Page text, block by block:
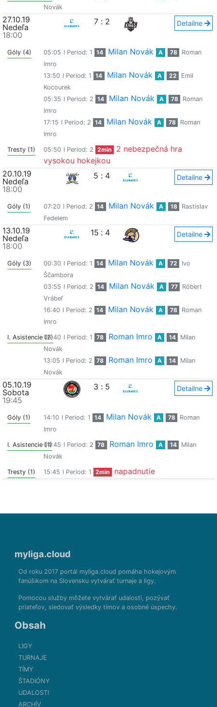
Novák
27.10.19
Nedeľa
18:00
7 : 2 Detailne
Góly (4) 05:05 I Period: 1 14 Milan Novák A 78
Roman
Imro
13:50 I Period: 1 14 Milan Novák A 22
Emil
Kocourek
05:35 I Period: 2 14 Milan Novák A 78
Roman
Imro
17:15 I Period: 2 14 Milan Novák A 78
Roman
Imro
Tresty (1) 05:50 I Period: 2 2min
2 nebezpečná hra
vysokou hokejkou
20.10.19
Nedeľa
18:00
5 : 4 Detailne
Góly (1) 07:20 I Period: 2 14 Milan Novák A 18
Rastislav
Fedelem
13.10.19
Nedeľa
18:00
15 : 4 Detailne
Góly (3) 00:30 I Period: 1 14 Milan Novák A 72
Ivo
Ščambora
03:55 I Period: 2 14 Milan Novák A 77
Róbert
Vrábeľ
16:40 I Period: 2 14 Milan Novák A 78
Roman
Imro
I. Asistencie (2)06:40 I Period: 1 78 Roman Imro A 14
Milan
Novák
13:05 I Period: 2 78 Roman Imro A 14
Milan
Novák
05.10.19
Sobota
19:45
3 : 5 Detailne
Góly (1) 14:10 I Period: 1 14 Milan Novák A 78
Roman
Imro
I. Asistencie (1)04:45 I Period: 2 78 Roman Imro A 14
Milan
Novák
Tresty (1) 15:45 I Period: 1 2min napadnutie
myliga.cloud
Od roku 2017 portál myliga.cloud pomáha hokejovým
fanúšikom na Slovensku vytvárať turnaje a ligy.
Pomocou služby môžete vytvárať udalosti, pozývať
priateľov, sledovať výsledky tímov a osobné úspechy.
Obsah
LIGY
TURNAJE
TÍMY
ŠTADIÓNY
UDALOSTI
ARCHÍV